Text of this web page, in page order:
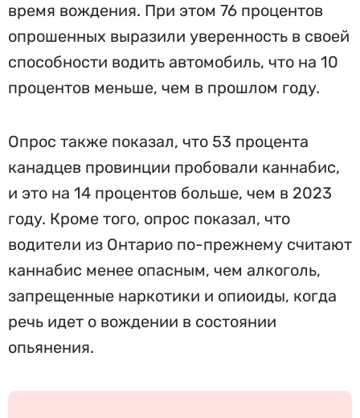
время вождения. При этом 76 процентов
опрошенных выразили уверенность в своей
способности водить автомобиль, что на 10
процентов меньше, чем в прошлом году.
Опрос также показал, что 53 процента
канадцев провинции пробовали каннабис,
и это на 14 процентов больше, чем в 2023
году. Кроме того, опрос показал, что
водители из Онтарио по-прежнему считают
каннабис менее опасным, чем алкоголь,
запрещенные наркотики и опиоиды, когда
речь идет о вождении в состоянии
опьянения.